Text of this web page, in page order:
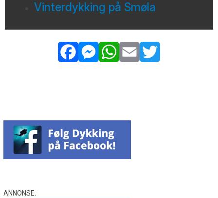
Vinterdykking på Smøla
ANNONSE: